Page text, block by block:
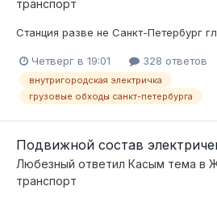
транспорт
Станция разве не Санкт-Петербург
Четверг в 19:01 328 ответов
внутригородская электричка
грузовые обходы санкт-петербурга
Подвижной состав
Любезный ответил Касым тема в
транспорт